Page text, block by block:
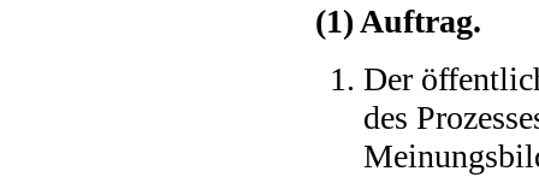
(1) Auftrag.
Der
des